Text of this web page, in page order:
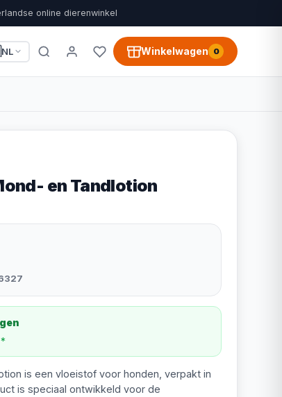
online dierenwinkel
NL Winkelwagen 0
en Tandlotion
is een vloeistof voor honden, verpakt in
is speciaal ontwikkeld voor de